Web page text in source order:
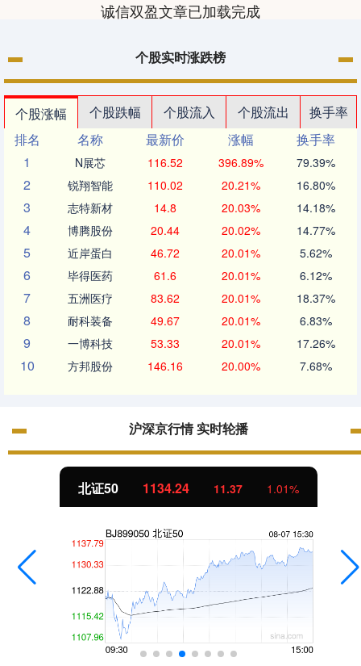
诚信双盈文章已加载完成
个股实时涨跌榜
个股涨幅 个股跌幅 个股流入 个股流出
换手率
排名
名称 最新价 涨幅
换手率
1
N展芯 116.52 396.89% 79.39%
2 锐翔智能 110.02 20.21% 16.80%
3 志特新材 14.8 20.03% 14.18%
4 博腾股份 20.44 20.02% 14.77%
5 近岸蛋白 46.72 20.01% 5.62%
6 毕得医药 61.6 20.01% 6.12%
7 五洲医疗 83.62 20.01% 18.37%
8 耐科装备 49.67 20.01% 6.83%
9 一博科技 53.33 20.01% 17.26%
10 方邦股份 146.16 20.00% 7.68%
沪深京行情 实时轮播
北证50 1134.24 11.37 1.01%